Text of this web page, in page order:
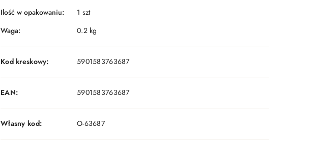
Ilość w opakowaniu:
1 szt
Waga:
0.2 kg
Kod kreskowy: 5901583763687
EAN: 5901583763687
Własny kod: O-63687